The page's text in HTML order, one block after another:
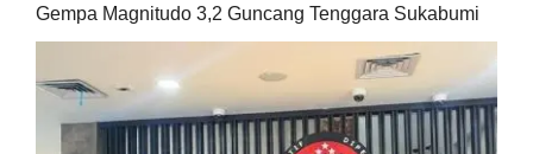
Gempa Magnitudo 3,2 Guncang Tenggara Sukabumi